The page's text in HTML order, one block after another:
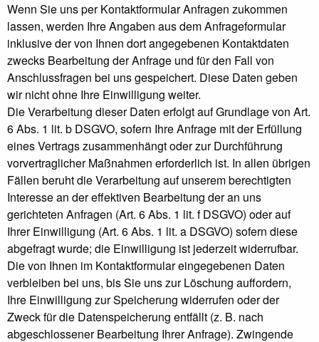
Wenn Sie uns per Kontaktformular Anfragen zukommen
lassen, werden Ihre Angaben aus dem Anfrageformular
inklusive der von Ihnen dort angegebenen Kontaktdaten
zwecks Bearbeitung der Anfrage und für den Fall von
Anschlussfragen bei uns gespeichert. Diese Daten geben
wir nicht ohne Ihre Einwilligung weiter.
Die Verarbeitung dieser Daten erfolgt auf Grundlage von Art.
6 Abs. 1 lit. b DSGVO, sofern Ihre Anfrage mit der Erfüllung
eines Vertrags zusammenhängt oder zur Durchführung
vorvertraglicher Maßnahmen erforderlich ist. In allen übrigen
Fällen beruht die Verarbeitung auf unserem berechtigten
Interesse an der effektiven Bearbeitung der an uns
gerichteten Anfragen (Art. 6 Abs. 1 lit. f DSGVO) oder auf
Ihrer Einwilligung (Art. 6 Abs. 1 lit. a DSGVO) sofern diese
abgefragt wurde; die Einwilligung ist jederzeit widerrufbar.
Die von Ihnen im Kontaktformular eingegebenen Daten
verbleiben bei uns, bis Sie uns zur Löschung auffordern,
Ihre Einwilligung zur Speicherung widerrufen oder der
Zweck für die Datenspeicherung entfällt (z. B. nach
abgeschlossener Bearbeitung Ihrer Anfrage). Zwingende